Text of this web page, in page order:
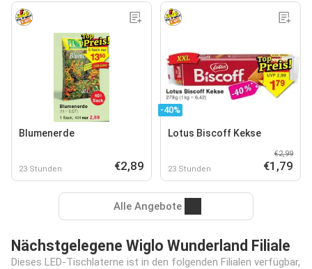
Blumenerde
23 Stunden €2,89
-40%
Lotus Biscoff Kekse
23 Stunden
€2,99
€1,79
Alle Angebote
Nächstgelegene Wiglo Wunderland Filiale
Dieses LED-Tischlaterne ist in den folgenden Filialen verfügbar,